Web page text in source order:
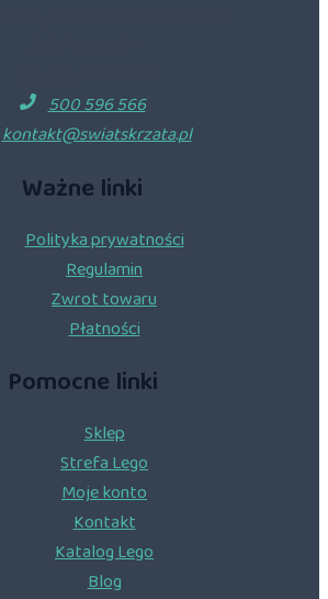
500 596 566
kontakt@swiatskrzata.pl
Ważne linki
Polityka prywatności
Regulamin
Zwrot towaru
Płatności
Pomocne linki
Sklep
Strefa Lego
Moje konto
Kontakt
Katalog Lego
Blog